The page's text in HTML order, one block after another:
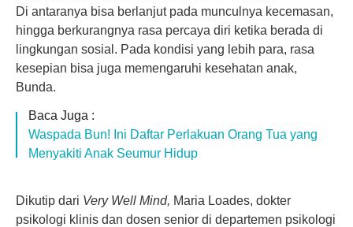
Di antaranya bisa berlanjut pada munculnya kecemasan,
hingga berkurangnya rasa percaya diri ketika berada di
lingkungan sosial. Pada kondisi yang lebih para, rasa
kesepian bisa juga memengaruhi kesehatan anak,
Bunda.
Baca Juga :
Waspada Bun! Ini Daftar Perlakuan Orang Tua yang
Menyakiti Anak Seumur Hidup
Dikutip dari Very Well Mind, Maria Loades, dokter
psikologi klinis dan dosen senior di departemen psikologi